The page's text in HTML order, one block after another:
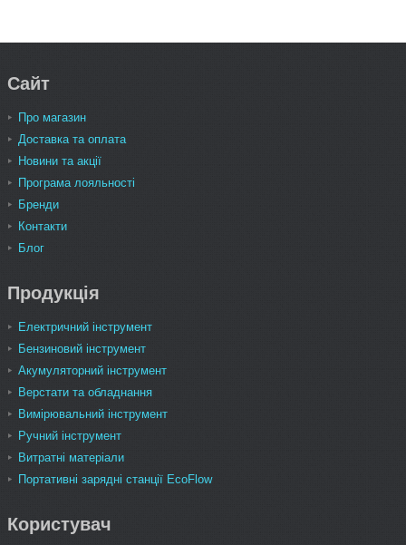
Сайт
Про магазин
Доставка та оплата
Новини та акції
Програма лояльності
Бренди
Контакти
Блог
Продукція
Електричний інструмент
Бензиновий інструмент
Акумуляторний інструмент
Верстати та обладнання
Вимірювальний інструмент
Ручний інструмент
Витратні матеріали
Портативні зарядні станції EcoFlow
Користувач